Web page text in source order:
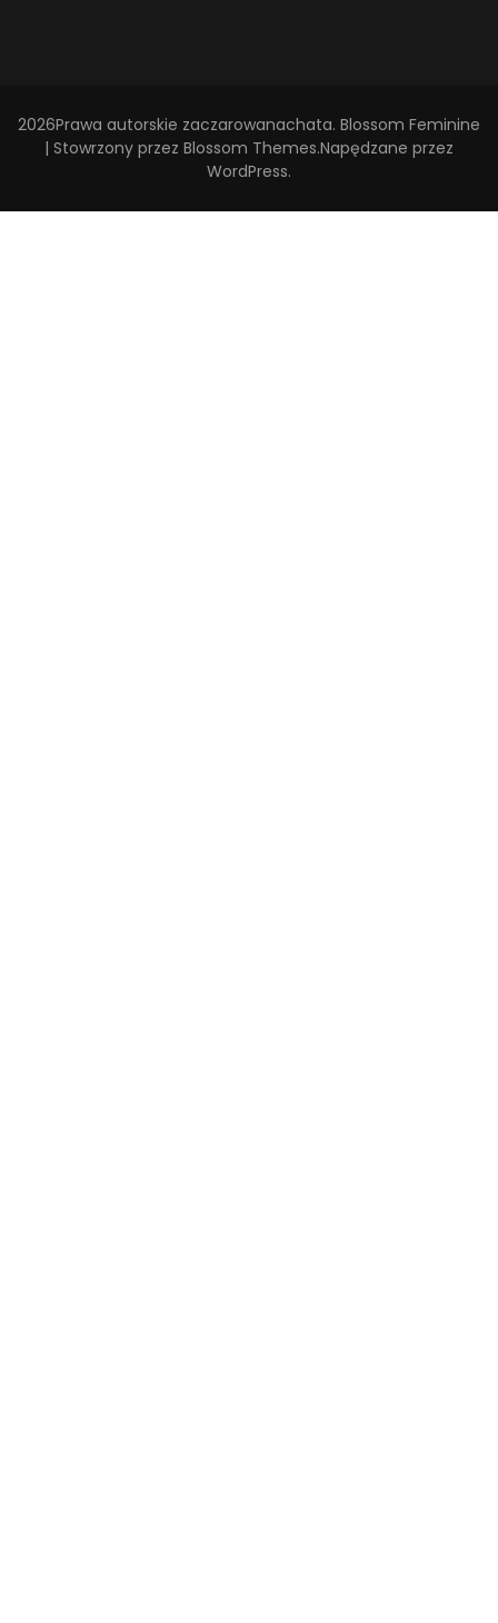
2026Prawa autorskie zaczarowanachata. Blossom Feminine
| Stowrzony przez Blossom Themes.Napędzane przez
WordPress.